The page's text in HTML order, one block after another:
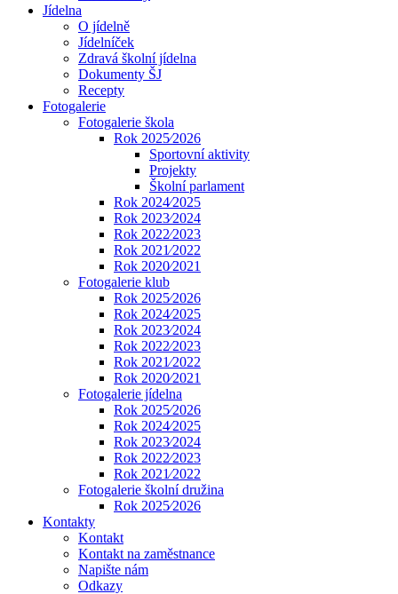
Jídelna
O jídelně
Jídelníček
Zdravá školní jídelna
Dokumenty ŠJ
Recepty
Fotogalerie
Fotogalerie škola
Rok 2025⁄2026
Sportovní aktivity
Projekty
Školní parlament
Rok 2024⁄2025
Rok 2023⁄2024
Rok 2022⁄2023
Rok 2021⁄2022
Rok 2020⁄2021
Fotogalerie klub
Rok 2025⁄2026
Rok 2024⁄2025
Rok 2023⁄2024
Rok 2022⁄2023
Rok 2021⁄2022
Rok 2020⁄2021
Fotogalerie jídelna
Rok 2025⁄2026
Rok 2024⁄2025
Rok 2023⁄2024
Rok 2022⁄2023
Rok 2021⁄2022
Fotogalerie školní družina
Rok 2025⁄2026
Kontakty
Kontakt
Kontakt na zaměstnance
Napište nám
Odkazy